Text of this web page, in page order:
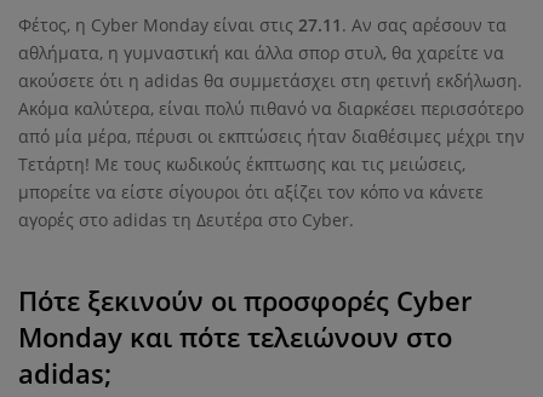
Φέτος, η Cyber ​​Monday είναι στις 27.11. Αν σας αρέσουν τα
αθλήματα, η γυμναστική και άλλα σπορ στυλ, θα χαρείτε να
ακούσετε ότι η adidas θα συμμετάσχει στη φετινή εκδήλωση.
Ακόμα καλύτερα, είναι πολύ πιθανό να διαρκέσει περισσότερο
από μία μέρα, πέρυσι οι εκπτώσεις ήταν διαθέσιμες μέχρι την
Τετάρτη! Με τους κωδικούς έκπτωσης και τις μειώσεις,
μπορείτε να είστε σίγουροι ότι αξίζει τον κόπο να κάνετε
αγορές στο adidas τη Δευτέρα στο Cyber.
Πότε ξεκινούν οι προσφορές Cyber ​​
Monday και πότε τελειώνουν στο
adidas;